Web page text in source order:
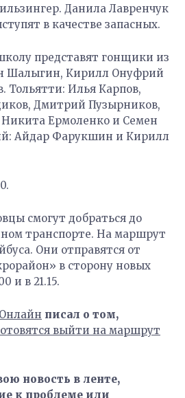
Данила Лавренчук
в качестве запасных.
представят гонщики из
Шалыгин, Кирилл Онуфрий
Тольятти: Илья Карпов,
Дмитрий Пузырников,
Ермоленко и Семен
Айдар Фарукшин и Кирилл
смогут добраться до
транспорте. На маршрут
Они отправятся от
в сторону новых
и в 21.15.
писал о том,
выйти на маршрут
новость в ленте,
к проблеме или